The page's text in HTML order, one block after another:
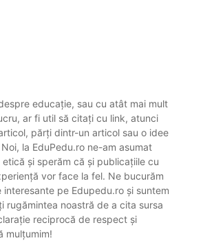
educație, sau cu atât mai mult
ar fi util să citați cu link, atunci
părți dintr-un articol sau o idee
la EduPedu.ro ne-am asumat
și sperăm că și publicațiile cu
vor face la fel. Ne bucurăm
pe Edupedu.ro și suntem
rugămintea noastră de a cita sursa
reciprocă de respect și
mulțumim!